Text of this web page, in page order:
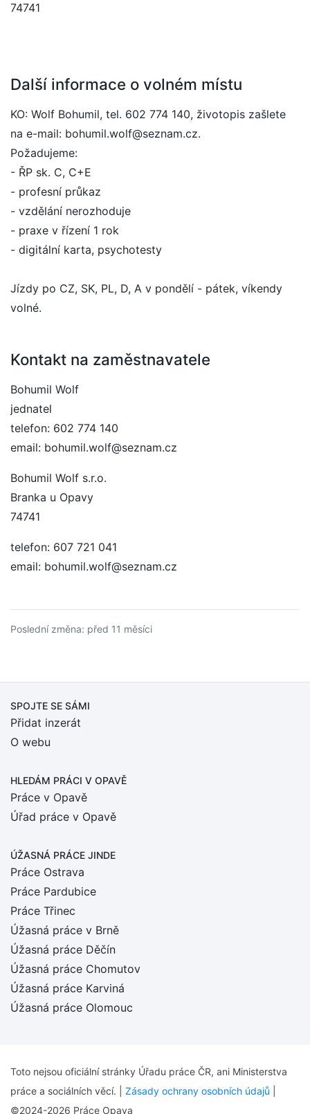
74741
Další informace o volném místu
KO: Wolf Bohumil, tel. 602 774 140, životopis zašlete
na e-mail: bohumil.wolf@seznam.cz.
Požadujeme:
- ŘP sk. C, C+E
- profesní průkaz
- vzdělání nerozhoduje
- praxe v řízení 1 rok
- digitální karta, psychotesty
Jízdy po CZ, SK, PL, D, A v pondělí - pátek, víkendy
volné.
Kontakt na zaměstnavatele
Bohumil Wolf
jednatel
telefon: 602 774 140
email: bohumil.wolf@seznam.cz
Bohumil Wolf s.r.o.
Branka u Opavy
74741
telefon: 607 721 041
email: bohumil.wolf@seznam.cz
Poslední změna: před 11 měsíci
SPOJTE SE SÁMI
Přidat inzerát
O webu
HLEDÁM PRÁCI V OPAVĚ
Práce v Opavě
Úřad práce v Opavě
ÚŽASNÁ PRÁCE JINDE
Práce Ostrava
Práce Pardubice
Práce Třinec
Úžasná práce v Brně
Úžasná práce Děčín
Úžasná práce Chomutov
Úžasná práce Karviná
Úžasná práce Olomouc
Toto nejsou oficiální stránky Úřadu práce ČR, ani Ministerstva
práce a sociálních věcí. | Zásady ochrany osobních údajů
©2024-2026 Práce Opava